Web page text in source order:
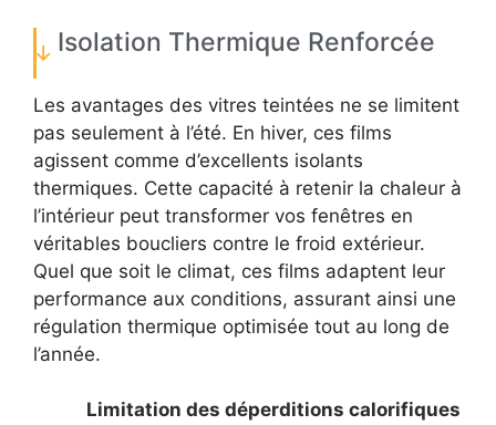
Isolation Thermique Renforcée
Les avantages des vitres teintées ne se limitent
pas seulement à l’été. En hiver, ces films
agissent comme d’excellents isolants
thermiques. Cette capacité à retenir la chaleur à
l’intérieur peut transformer vos fenêtres en
véritables boucliers contre le froid extérieur.
Quel que soit le climat, ces films adaptent leur
performance aux conditions, assurant ainsi une
régulation thermique optimisée tout au long de
l’année.
Limitation des déperditions calorifiques